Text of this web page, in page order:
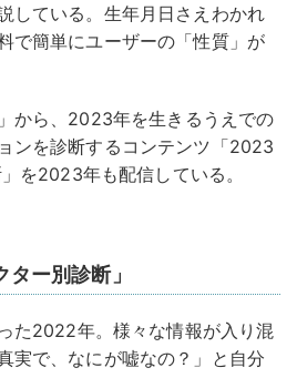
している。生年月日さえわかれ
で簡単にユーザーの「性質」が
から、2023年を生きるうえでの
ンを診断するコンテンツ「2023
を2023年も配信している。
ター別診断」
た2022年。様々な情報が入り混
実で、なにが嘘なの？」と自分